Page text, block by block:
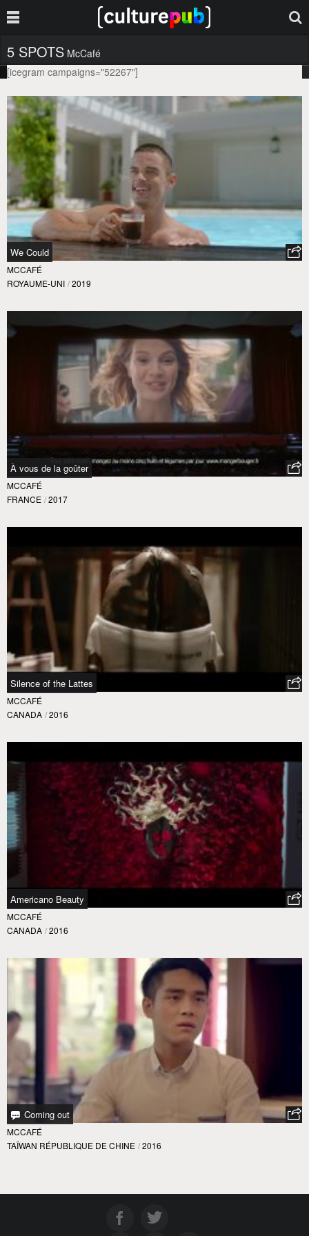
5 SPOTS McCafé
[icegram campaigns="52267"]
We Could
MCCAFÉ
ROYAUME-UNI / 2019
À vous de la goûter
MCCAFÉ
FRANCE / 2017
Silence of the Lattes
MCCAFÉ
CANADA / 2016
Americano Beauty
MCCAFÉ
CANADA / 2016
Coming out
MCCAFÉ
TAÏWAN RÉPUBLIQUE DE CHINE / 2016